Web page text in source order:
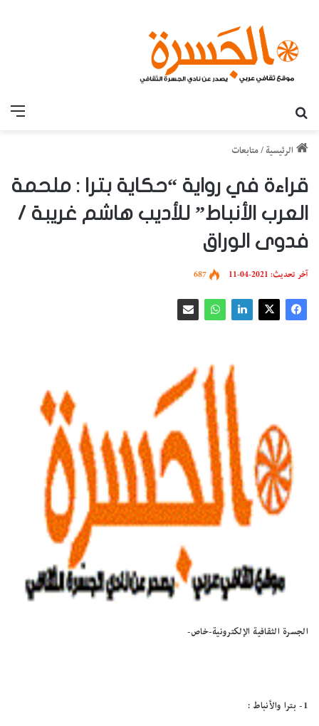
الرئيسية /متابعات
قراءة في رواية “حكاية بترا : ملحمة
العرب الأنباط” للأديب هاشم غريبة /
فدوى الوراق
آخر تحديث: 2021-04-11 687
الجسرة الثقافية الإلكترونية-خاص-
1- بترا والأنباط :